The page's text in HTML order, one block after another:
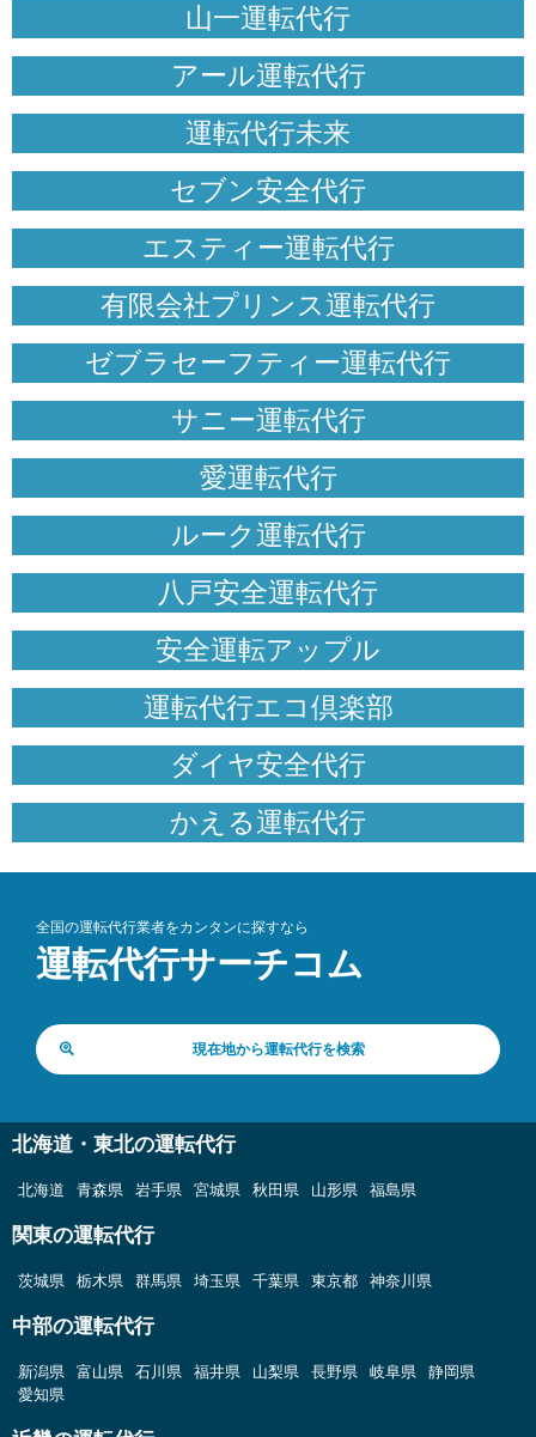
山一運転代行
アール運転代行
運転代行未来
セブン安全代行
エスティー運転代行
有限会社プリンス運転代行
ゼブラセーフティー運転代行
サニー運転代行
愛運転代行
ルーク運転代行
八戸安全運転代行
安全運転アップル
運転代行エコ倶楽部
ダイヤ安全代行
かえる運転代行
全国の運転代行業者をカンタンに探すなら
運転代行サーチコム
現在地から運転代行を検索
北海道・東北の運転代行
北海道 青森県 岩手県 宮城県 秋田県 山形県 福島県
関東の運転代行
茨城県 栃木県 群馬県 埼玉県 千葉県 東京都 神奈川県
中部の運転代行
新潟県 富山県 石川県 福井県 山梨県 長野県 岐阜県
静岡県
愛知県